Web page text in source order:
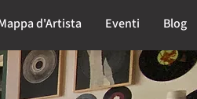
d'Artista Eventi Blog